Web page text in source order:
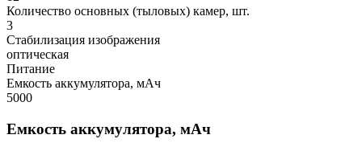
Количество основных (тыловых) камер, шт.
3
Стабилизация изображения
оптическая
Питание
Емкость аккумулятора, мАч
5000
Емкость аккумулятора, мАч